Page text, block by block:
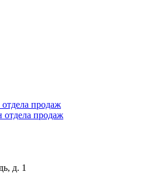
продаж
отдела продаж
д. 1